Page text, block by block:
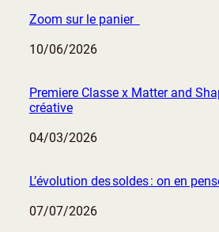
Zoom sur le panier
Date
10/06/2026
Premiere Classe x Matter and
créative
Date
04/03/2026
L’évolution des soldes : on en
Date
07/07/2026